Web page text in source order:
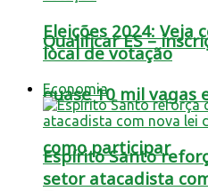
Qualificar ES –
quase 10 mil vagas
como participar
Eleições 2024: Veja
local de votação
Economia
Espírito Santo
setor atacadista